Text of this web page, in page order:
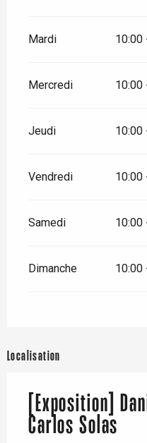
Mardi 10:00
Mercredi 10:00
Jeudi 10:00
Vendredi 10:00
Samedi 10:00
Dimanche 10:00
Localisation
[Exposition]
Carlos Solas